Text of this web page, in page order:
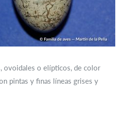
ovoidales o elípticos, de color
pintas y finas líneas grises y